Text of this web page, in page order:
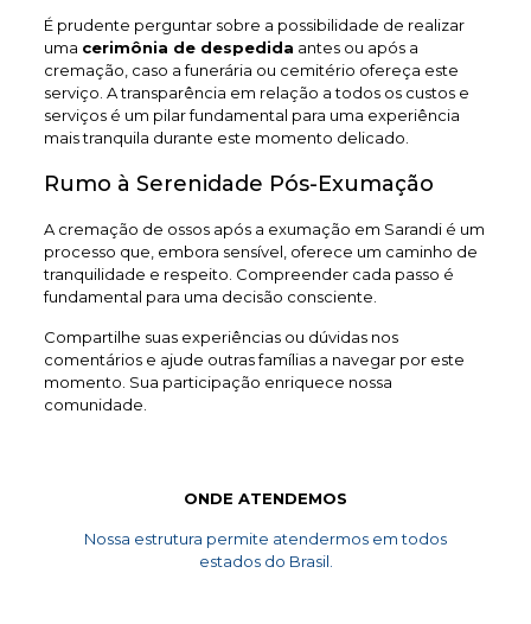
É prudente perguntar sobre a possibilidade de realizar
uma cerimônia de despedida antes ou após a
cremação, caso a funerária ou cemitério ofereça este
serviço. A transparência em relação a todos os custos e
serviços é um pilar fundamental para uma experiência
mais tranquila durante este momento delicado.
Rumo à Serenidade Pós-Exumação
A cremação de ossos após a exumação em Sarandi é um
processo que, embora sensível, oferece um caminho de
tranquilidade e respeito. Compreender cada passo é
fundamental para uma decisão consciente.
Compartilhe suas experiências ou dúvidas nos
comentários e ajude outras famílias a navegar por este
momento. Sua participação enriquece nossa
comunidade.
ONDE ATENDEMOS
Nossa estrutura permite atendermos em todos
estados do Brasil.